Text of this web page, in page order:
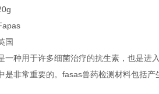
国
一种用于许多细菌治疗的抗生素，也是进
是非常重要的。fasas兽药检测材料包括